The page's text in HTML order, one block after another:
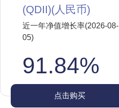
(QDII)(人民币)
近一年净值增长率(2026-08-
05)
91.84%
点击购买